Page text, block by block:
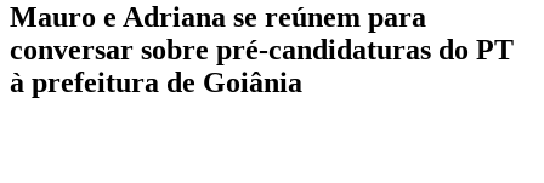
Mauro e Adriana se reúnem para
conversar sobre pré-candidaturas do PT
à prefeitura de Goiânia